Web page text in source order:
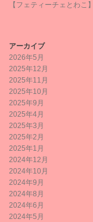
【フェティーチェとわこ
アーカイブ
2026年5月
2025年12月
2025年11月
2025年10月
2025年9月
2025年4月
2025年3月
2025年2月
2025年1月
2024年12月
2024年10月
2024年9月
2024年8月
2024年6月
2024年5月